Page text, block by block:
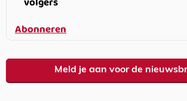
Abonneren
Meld je aan voor de